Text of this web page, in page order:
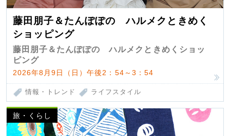
藤田朋子＆たんぽぽの ハルメクときめく
ショッピング
藤田朋子＆たんぽぽの ハルメクときめくショッ
ピング
2026年8月9日（日）午後2：54～3：54
情報・トレンド ライフスタイル
旅・くらし